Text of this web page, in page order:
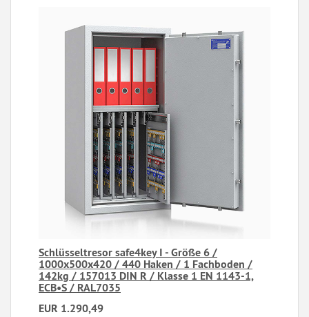
Schlüsseltresor safe4key I - Größe 6 /
1000x500x420 / 440 Haken / 1 Fachboden /
142kg / 157013 DIN R / Klasse 1 EN 1143-1,
ECB•S / RAL7035
EUR 1.290,49